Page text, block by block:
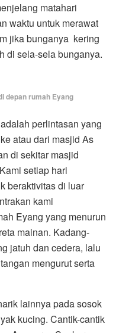
matahari
waktu untuk merawat
jika bunganya kering
di sela-sela bunganya.
depan rumah Eyang
perlintasan yang
atau dari masjid As
di sekitar masjid
setiap hari
beraktivitas di luar
kami
Eyang yang menurun
mainan. Kadang-
jatuh dan cedera, lalu
mengurut serta
lainnya pada sosok
kucing. Cantik-cantik